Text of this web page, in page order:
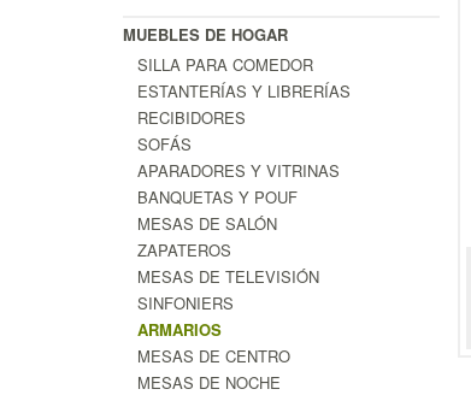
MUEBLES DE HOGAR
SILLA PARA COMEDOR
ESTANTERÍAS Y LIBRERÍAS
RECIBIDORES
SOFÁS
APARADORES Y VITRINAS
BANQUETAS Y POUF
MESAS DE SALÓN
ZAPATEROS
MESAS DE TELEVISIÓN
SINFONIERS
ARMARIOS
MESAS DE CENTRO
MESAS DE NOCHE